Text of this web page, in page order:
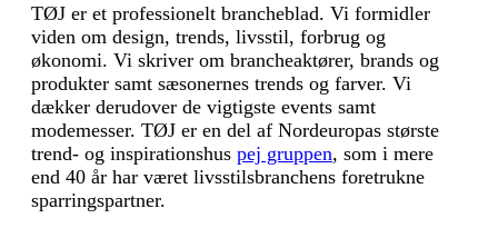
TØJ er et professionelt brancheblad. Vi formidler
viden om design, trends, livsstil, forbrug og
økonomi. Vi skriver om brancheaktører, brands og
produkter samt sæsonernes trends og farver. Vi
dækker derudover de vigtigste events samt
modemesser. TØJ er en del af Nordeuropas største
trend- og inspirationshus pej gruppen, som i mere
end 40 år har været livsstilsbranchens foretrukne
sparringspartner.